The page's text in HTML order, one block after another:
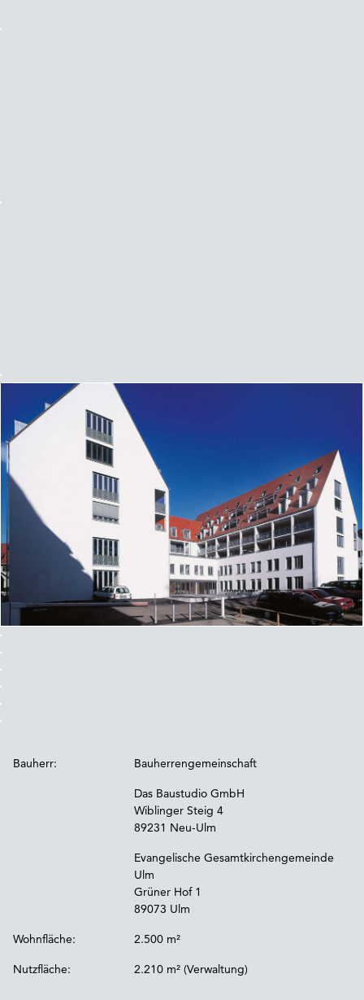
Bauherr: Bauherrengemeinschaft
Das Baustudio GmbH
Wiblinger Steig 4
89231 Neu-Ulm
Evangelische Gesamtkirchengemeinde
Ulm
Grüner Hof 1
89073 Ulm
Wohnfläche: 2.500 m²
Nutzfläche: 2.210 m² (Verwaltung)